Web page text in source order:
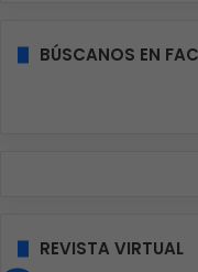
BÚSCANOS EN
REVISTA VIRTUAL